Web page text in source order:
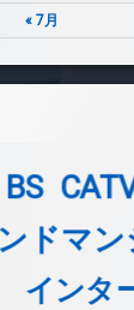
« 7月
BS
ドマ
インタ